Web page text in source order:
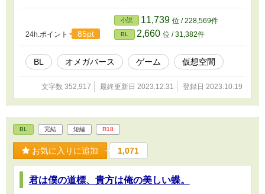
湯羽鳳蝶(コンプレックス持ちで我慢強いΩ) ④麻津史人(α)×雲井識
(α) ⑤法村巧(α)×浅木楓(Ω) ※ちょっと近未来的な独自設定になりま
す。説明は分かりやすく簡単にと思っていますが、分かりずらかっ
たら申し訳ありません。 オメガ男子がキャッキャする話が書きた
くて書いてます。
24h.ポイント 85pt
小説 11,739 位 / 228,569件
BL 2,660 位 / 31,382件
BL オメガバース ゲーム 仮想空間
文字数 352,917 最終更新日 2023.12.31 登録日 2023.10.19
BL 完結 短編 R18
お気に入りに追加 1,071
君は僕の道標、貴方は俺の美しい蝶。